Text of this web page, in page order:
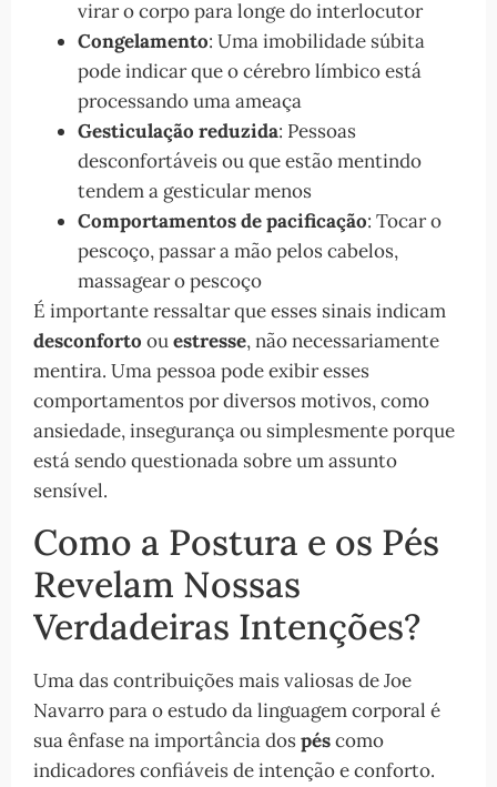
virar o corpo para longe do interlocutor
Congelamento: Uma imobilidade súbita
pode indicar que o cérebro límbico está
processando uma ameaça
Gesticulação reduzida: Pessoas
desconfortáveis ou que estão mentindo
tendem a gesticular menos
Comportamentos de pacificação: Tocar o
pescoço, passar a mão pelos cabelos,
massagear o pescoço
É importante ressaltar que esses sinais indicam
desconforto ouestresse, não necessariamente
mentira. Uma pessoa pode exibir esses
comportamentos por diversos motivos, como
ansiedade, insegurança ou simplesmente porque
está sendo questionada sobre um assunto
sensível.
Como a Postura e os Pés
Revelam Nossas
Verdadeiras Intenções?
Uma das contribuições mais valiosas de Joe
Navarro para o estudo da linguagem corporal é
sua ênfase na importância dospéscomo
indicadores confiáveis de intenção e conforto.